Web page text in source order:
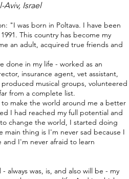
Aviv, Israel
"I was born in Poltava. I have been
This country has become my
an adult, acquired true friends and
done in my life - worked as an
insurance agent, vet assistant,
musical groups, volunteered
from a complete list.
make the world around me a better
I had reached my full potential and
change the world, I started doing
main thing is I'm never sad because I
and I'm never afraid to learn
always was, is, and also will be - my